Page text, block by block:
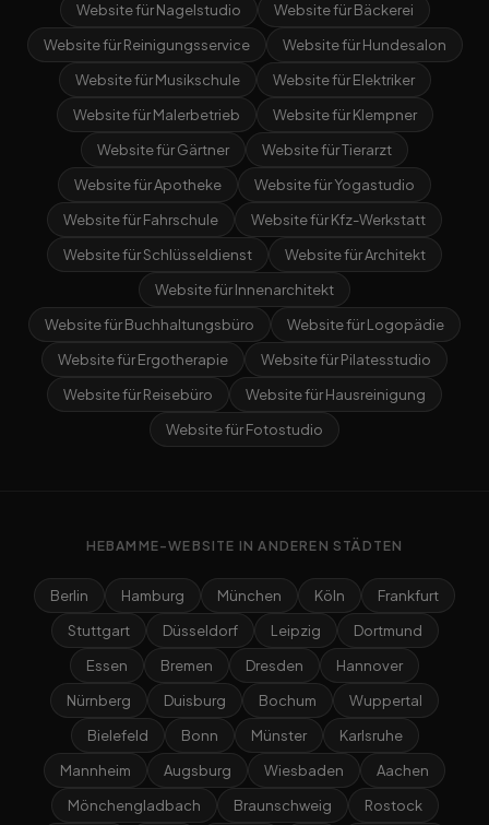
Website für Nagelstudio
Website für Bäckerei
Website für Reinigungsservice
Website für Hundesalon
Website für Musikschule
Website für Elektriker
Website für Malerbetrieb
Website für Klempner
Website für Gärtner
Website für Tierarzt
Website für Apotheke
Website für Yogastudio
Website für Fahrschule
Website für Kfz-Werkstatt
Website für Schlüsseldienst
Website für Architekt
Website für Innenarchitekt
Website für Buchhaltungsbüro
Website für Logopädie
Website für Ergotherapie
Website für Pilatesstudio
Website für Reisebüro
Website für Hausreinigung
Website für Fotostudio
HEBAMME-WEBSITE IN ANDEREN STÄDTEN
Berlin Hamburg München Köln
Frankfurt
Stuttgart
Düsseldorf Leipzig
Dortmund
Essen
Bremen Dresden
Hannover
Nürnberg
Duisburg Bochum
Wuppertal
Bielefeld
Bonn Münster
Karlsruhe
Mannheim
Augsburg Wiesbaden
Aachen
Mönchengladbach
Braunschweig Rostock